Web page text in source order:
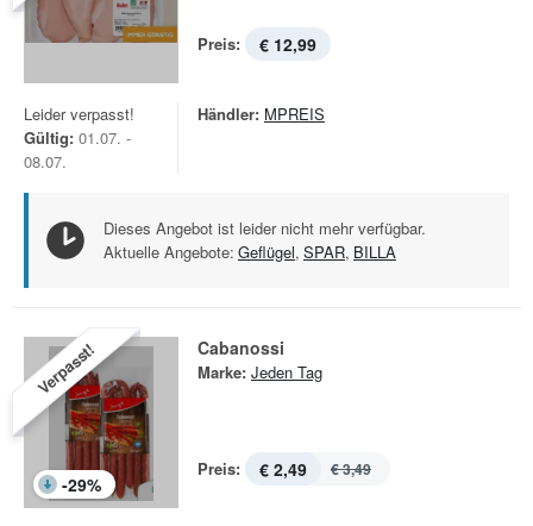
Preis: € 12,99
Leider verpasst!
Gültig: 01.07. -
08.07.
Händler: MPREIS
Dieses Angebot ist leider nicht mehr verfügbar.
Aktuelle Angebote: Geflügel, SPAR, BILLA
Verpasst!
-29%
Cabanossi
Marke: Jeden Tag
Preis: € 2,49 € 3,49